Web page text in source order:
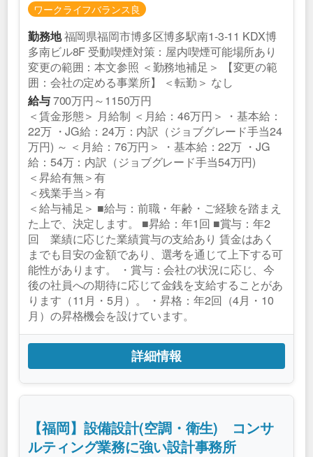
ワークライフバランス良
勤務地福岡県福岡市博多区博多駅南1-3-11 KDX博
多南ビル8F 受動喫煙対策：屋内喫煙可能場所あり
変更の範囲：本文参照 ＜勤務地補足＞ 【変更の範
囲：会社の定める事業所】 ＜転勤＞ なし
給与700万円～1150万円
＜賃金形態＞ 月給制 ＜月給：46万円＞ ・基本給：
22万 ・JG給：24万：内訳（ジョブグレード手当24
万円) ～ ＜月給：76万円＞ ・基本給：22万 ・JG
給：54万：内訳（ジョブグレード手当54万円)
＜昇給有無＞有
＜残業手当＞有
＜給与補足＞ ■給与：前職・年齢・ご経験を踏まえ
た上で、決定します。 ■昇給：年1回 ■賞与：年2
回 業績に応じた業績賞与の支給あり 賃金はあく
までも目安の金額であり、選考を通じて上下する可
能性があります。 ・賞与：会社の状況に応じ、今
後の社員への期待に応じて金銭を支給することがあ
ります（11月・5月）。 ・昇格：年2回（4月・10
月）の昇格機会を設けています。
詳細情報
【福岡】設備設計(空調・衛生) コンサ
ルティング業務に強い設計事務所